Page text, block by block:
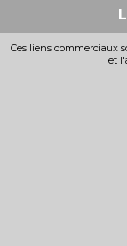
Ces liens commerciaux
et